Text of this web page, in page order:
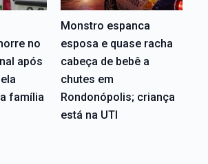
no
após
família
Monstro espanca
esposa e quase racha
cabeça de bebê a
chutes em
Rondonópolis; criança
está na UTI